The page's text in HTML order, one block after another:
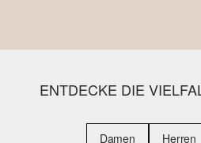
ENTDECKE DIE
Damen Herren